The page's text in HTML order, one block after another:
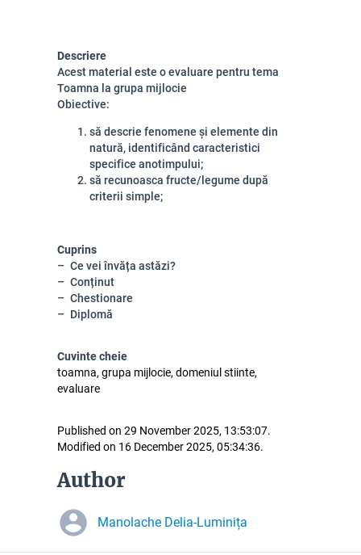
Descriere
Acest material este o evaluare pentru tema
Toamna la grupa mijlocie
Obiective:
să descrie fenomene și elemente din
natură, identificând caracteristici
specifice anotimpului;
să recunoasca fructe/legume după
criterii simple;
Cuprins
Ce vei învăța astăzi?
Conținut
Chestionare
Diplomă
Cuvinte cheie
toamna, grupa mijlocie, domeniul stiinte,
evaluare
Published on 29 November 2025, 13:53:07.
Modified on 16 December 2025, 05:34:36.
Author
Manolache Delia-Luminița